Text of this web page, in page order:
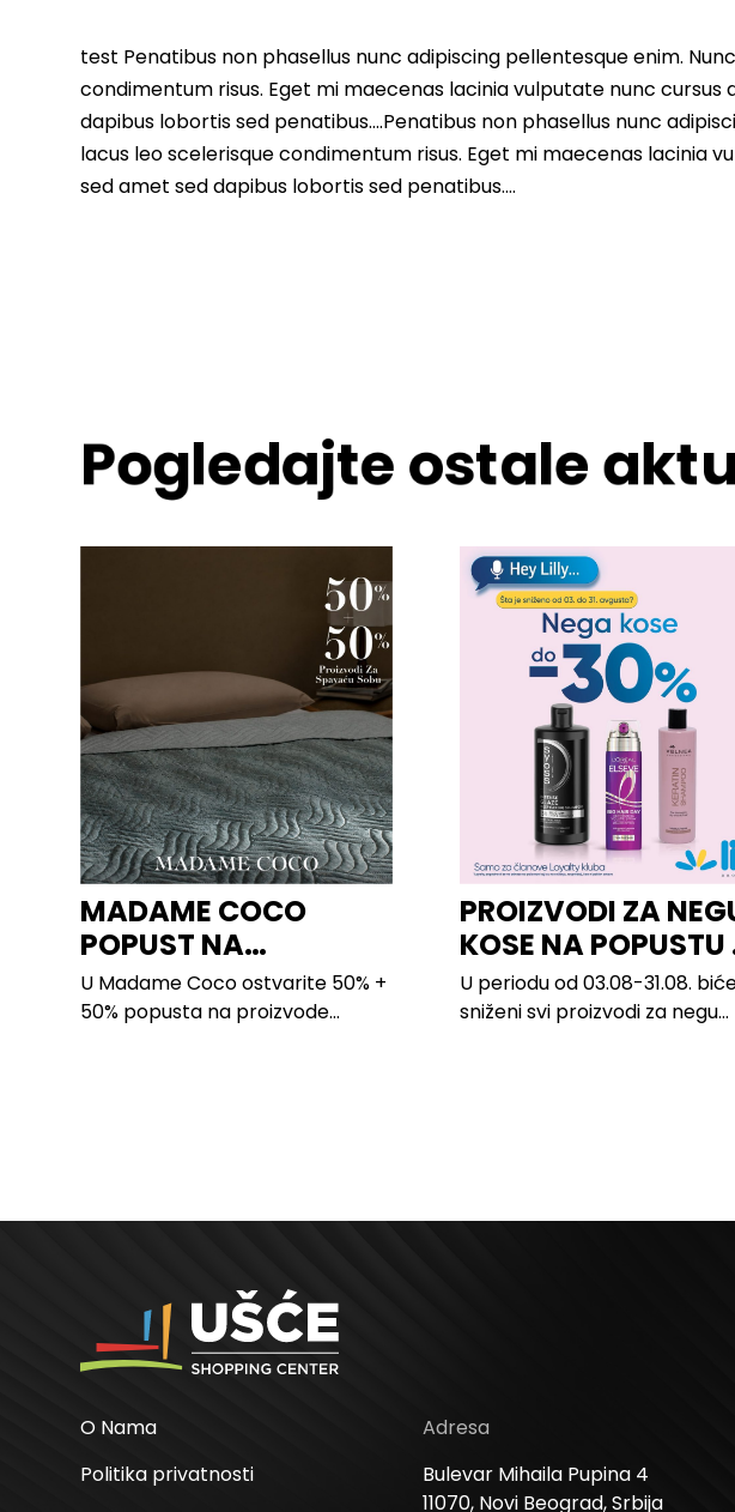
test Penatibus non phasellus nunc adipiscing pellentesque enim.
condimentum risus. Eget mi maecenas lacinia vulputate nunc cursus
dapibus lobortis sed penatibus….Penatibus non phasellus nunc
lacus leo scelerisque condimentum risus. Eget mi maecenas lacinia
sed amet sed dapibus lobortis sed penatibus….
Pogledajte ostale
MADAME COCO
POPUST NA
PROIZVODE ZA
SPAVAĆU SOBU
U Madame Coco ostvarite 50% +
50% popusta na proizvode...
PROIZVODI ZA
KOSE NA POPUSTU
LILLY
U periodu od 03.08-31.08.
sniženi svi proizvodi za negu
O Nama
Politika privatnosti
Adresa
Bulevar Mihaila Pupina 4
11070, Novi Beograd, Srbija